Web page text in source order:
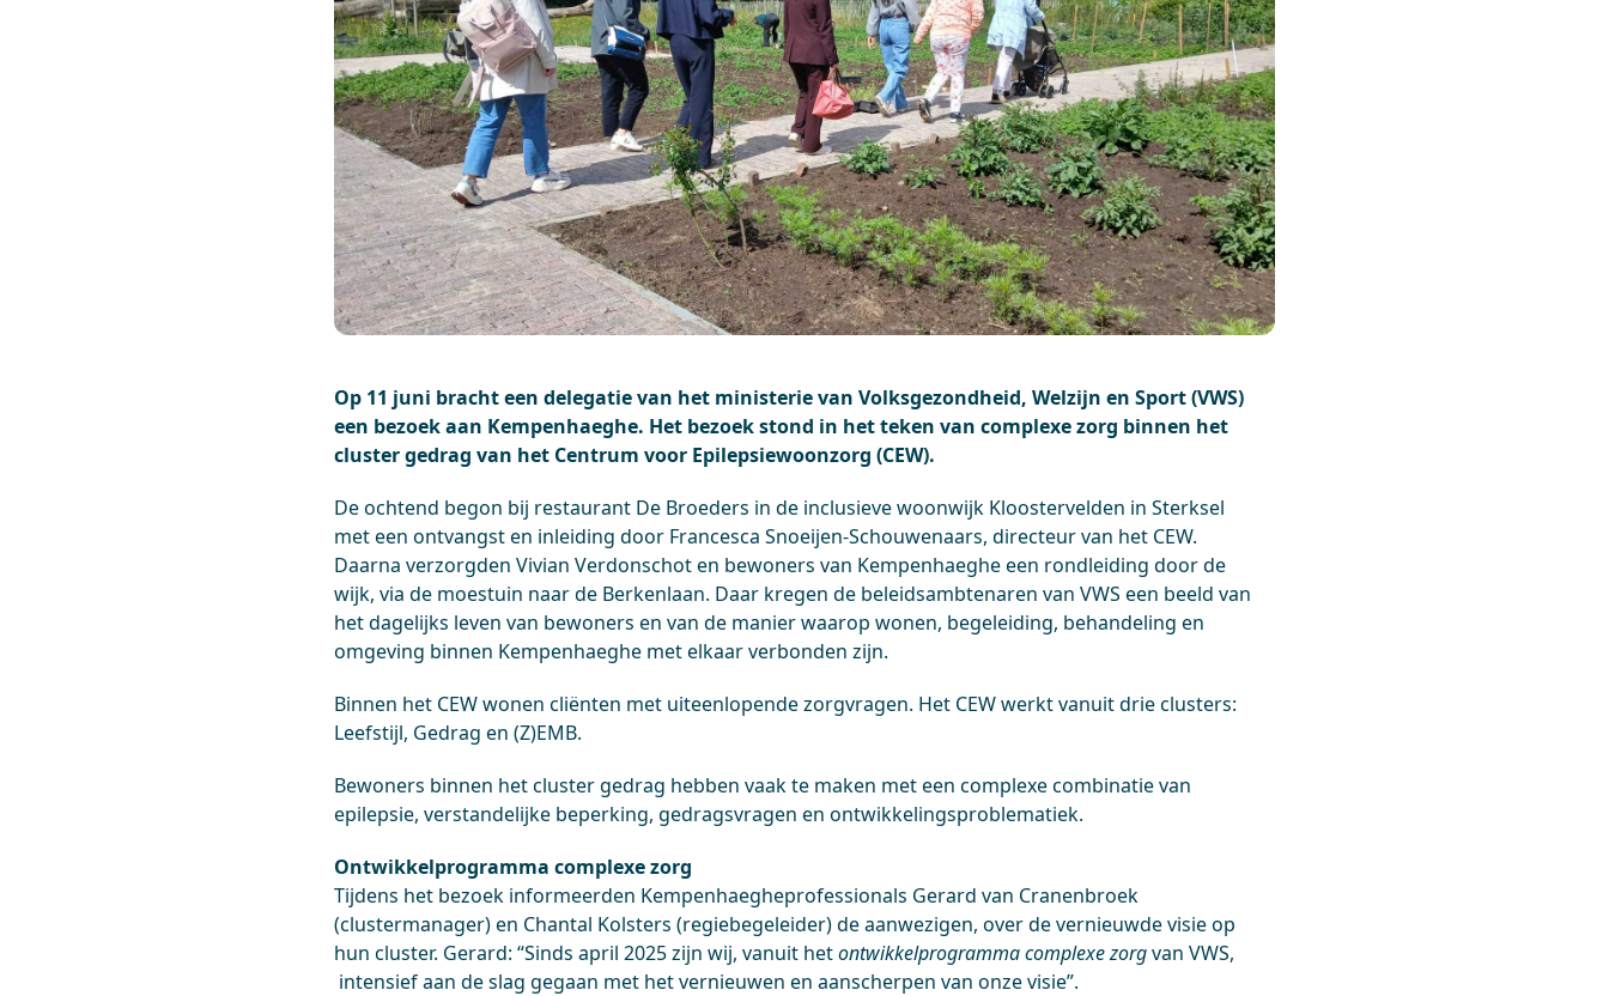
Op 11 juni bracht een delegatie van het ministerie van Volksgezondheid, Welzijn en Sport (VWS)
een bezoek aan Kempenhaeghe. Het bezoek stond in het teken van complexe zorg binnen het
cluster gedrag van het Centrum voor Epilepsiewoonzorg (CEW).
De ochtend begon bij restaurant De Broeders in de inclusieve woonwijk Kloostervelden in Sterksel
met een ontvangst en inleiding door Francesca Snoeijen-Schouwenaars, directeur van het CEW.
Daarna verzorgden Vivian Verdonschot en bewoners van Kempenhaeghe een rondleiding door de
wijk, via de moestuin naar de Berkenlaan. Daar kregen de beleidsambtenaren van VWS een beeld van
het dagelijks leven van bewoners en van de manier waarop wonen, begeleiding, behandeling en
omgeving binnen Kempenhaeghe met elkaar verbonden zijn.
Binnen het CEW wonen cliënten met uiteenlopende zorgvragen. Het CEW werkt vanuit drie clusters:
Leefstijl, Gedrag en (Z)EMB.
Bewoners binnen het cluster gedrag hebben vaak te maken met een complexe combinatie van
epilepsie, verstandelijke beperking, gedragsvragen en ontwikkelingsproblematiek.
Ontwikkelprogramma complexe zorg
Tijdens het bezoek informeerden Kempenhaegheprofessionals Gerard van Cranenbroek
(clustermanager) en Chantal Kolsters (regiebegeleider) de aanwezigen, over de vernieuwde visie op
hun cluster. Gerard: “Sinds april 2025 zijn wij, vanuit hetontwikkelprogramma complexe zorgvan VWS,
intensief aan de slag gegaan met het vernieuwen en aanscherpen van onze visie”.